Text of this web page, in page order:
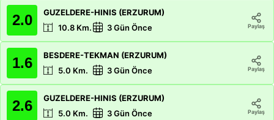
2.0
GUZELDERE-HINIS (ERZURUM)
10.8 Km. 3 Gün Önce Paylaş
1.6
BESDERE-TEKMAN (ERZURUM)
5.0 Km. 3 Gün Önce Paylaş
2.6
GUZELDERE-HINIS (ERZURUM)
5.0 Km. 3 Gün Önce Paylaş